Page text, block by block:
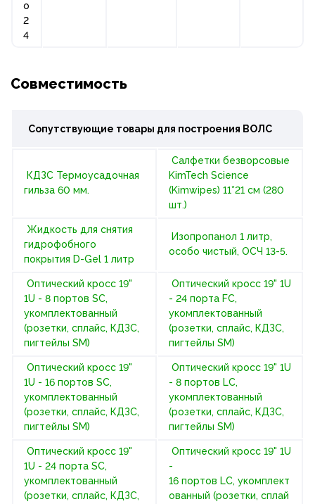
о
2
4
Совместимость
Сопутствующие товары для построения ВОЛС
КДЗС Термоусадочная
гильза 60 мм.
Салфетки безворсовые
KimTech Science
(Kimwipes) 11*21 см (280
шт.)
Жидкость для снятия
гидрофобного
покрытия D-Gel 1 литр
Изопропанол 1 литр,
особо чистый, ОСЧ 13-5.
Оптический кросс 19"
1U - 8 портов SC,
укомплектованный
(розетки, сплайс, КДЗС,
пигтейлы SM)
Оптический кросс 19" 1U
- 24 порта FC,
укомплектованный
(розетки, сплайс, КДЗС,
пигтейлы SM)
Оптический кросс 19"
1U - 16 портов SC,
укомплектованный
(розетки, сплайс, КДЗС,
пигтейлы SM)
Оптический кросс 19" 1U
- 8 портов LC,
укомплектованный
(розетки, сплайс, КДЗС,
пигтейлы SM)
Оптический кросс 19"
1U - 24 порта SC,
укомплектованный
(розетки, сплайс, КДЗС,
Оптический кросс 19" 1U
-
16 портов LC, укомплект
ованный (розетки, сплай